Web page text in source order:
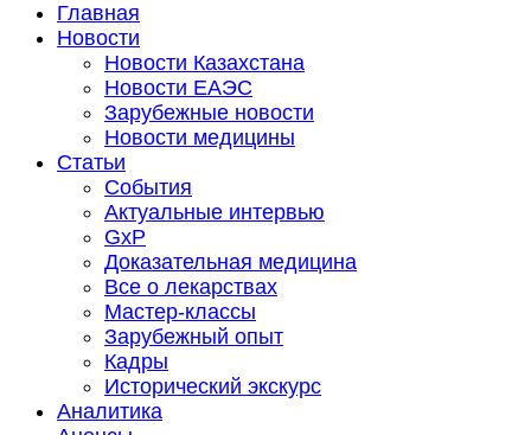
Главная
Новости
Новости Казахстана
Новости ЕАЭС
Зарубежные новости
Новости медицины
Статьи
События
Актуальные интервью
GxP
Доказательная медицина
Все о лекарствах
Мастер-классы
Зарубежный опыт
Кадры
Исторический экскурс
Аналитика